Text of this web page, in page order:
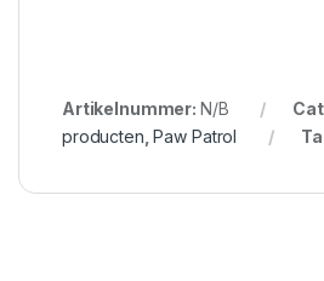
Artikelnummer: N/B
producten ,Paw Patrol